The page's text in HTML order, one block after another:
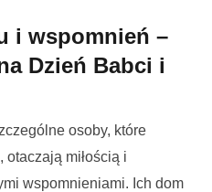
i wspomnień –
Dzień Babci i
osoby, które
miłością i
wspomnieniami. Ich dom